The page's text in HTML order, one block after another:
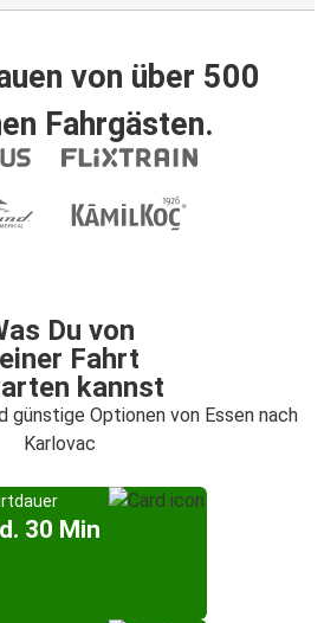
von über 500
Fahrgästen.
Du von
Fahrt
kannst
günstige Optionen von Essen nach
Karlovac
30 Min